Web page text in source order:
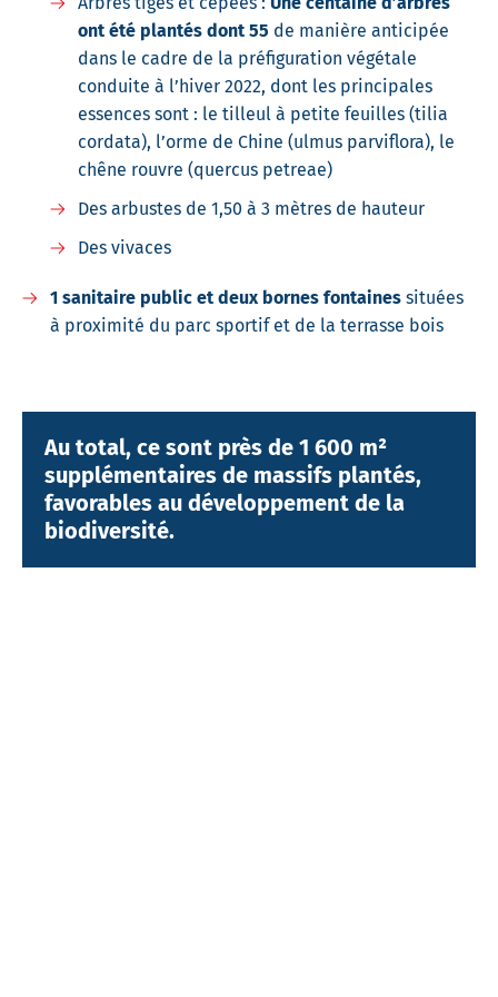
ont été plantés dont 55 de manière anticipée
dans le cadre de la préfiguration végétale
conduite à l’hiver 2022, dont les principales
essences sont : le tilleul à petite feuilles (tilia
cordata), l’orme de Chine (ulmus parviflora), le
chêne rouvre (quercus petreae)
Des arbustes de 1,50 à 3 mètres de hauteur
Des vivaces
1 sanitaire public et deux bornes fontaines situées
à proximité du parc sportif et de la terrasse bois
Au total, ce sont près de 1 600 m²
supplémentaires de massifs plantés,
favorables au développement de la
biodiversité.